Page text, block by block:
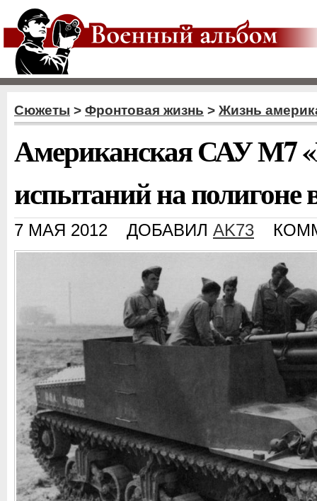
Сюжеты > Фронтовая жизнь > Жизнь
Американская САУ М7
испытаний на полигоне
7 МАЯ 2012 ДОБАВИЛ AK73